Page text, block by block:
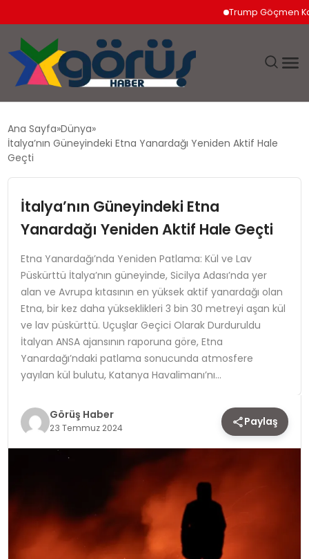
Trump Göçmen
EKONOMI
MAGAZIN
SAĞLIK
SPOR
TEKNOLOJI
YAŞAM
Ana Sayfa Dünya
İtalya’nın Güneyindeki Etna Yanardağı Yeniden Aktif Hale
Geçti
İtalya’nın Güneyindeki Etna
Yanardağı Yeniden Aktif Hale Geçti
Etna Yanardağı’nda Yeniden Patlama: Kül ve Lav
Püskürttü İtalya’nın güneyinde, Sicilya Adası’nda yer
alan ve Avrupa kıtasının en yüksek aktif yanardağı olan
Etna, bir kez daha yükseklikleri 3 bin 30 metreyi aşan kül
ve lav püskürttü. Uçuşlar Geçici Olarak Durduruldu
İtalyan ANSA ajansının raporuna göre, Etna
Yanardağı’ndaki patlama sonucunda atmosfere
yayılan kül bulutu, Katanya Havalimanı’nı…
Görüş Haber
23 Temmuz 2024 Paylaş